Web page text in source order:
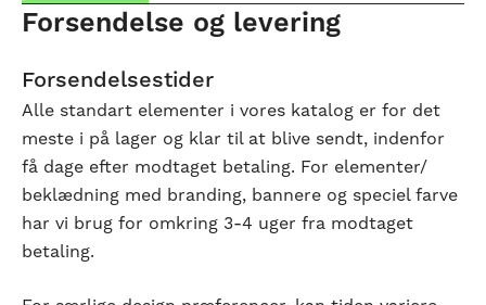
Forsendelse og levering
Forsendelsestider
Alle standart elementer i vores katalog er for det
meste i på lager og klar til at blive sendt, indenfor
få dage efter modtaget betaling. For elementer/
beklædning med branding, bannere og speciel farve
har vi brug for omkring 3-4 uger fra modtaget
betaling.